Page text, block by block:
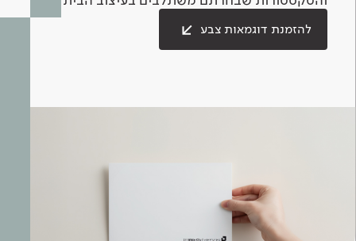
להזמנת דוגמאות צבע